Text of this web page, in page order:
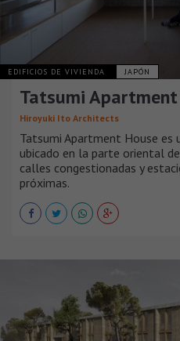
EDIFICIOS DE VIVIENDA JAPÓN
Tatsumi
Hiroyuki Ito Architects
Tatsumi Apartment House es
ubicado en la parte oriental
calles congestionadas y
próximas.